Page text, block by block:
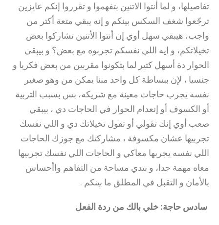
تفاصيلها، و لما أنتوا الاتنين بتفهموا و تقرروا إنكم عايزين
ترجّعوا شغف السكس بينكم و إنه يبقي متعة أكتر من
واجب، هيبقي سهل أوي إن أنتوا الأتنين تشاركوا بعض
تخيلاتكم، و إيه اللي نفسكم تجربوه مع بعض؟ و بيبقي
الحوار دة أسهل كتير لما بتكونوا مقربين من بعض فكريا و
جنسيا ، لإن ببساطة كل واحد مننا يمكن من وهو صغير
نفسه يجرب حاجات معينة مع شريكه، بس بسبب التربية
أو الكسوف أو إنعدام الحوار في الحاجات دي ، بيبقي
صعب أوي إنك تقولي أو تقول تخيلاتك دي و اللي نفسك
تجربيها عشان مكسوفة ، مشاركتك مع جوزك الحاجات
اللي نفسه يجربها معاكي و الحاجات اللي نفسك تجربيها
معاه مهمة جدا، و بتدي مساحة من التفاهم واأحساس
بالأمان و التقبل في المطلق ما بينكم .
سادس حاجة: خلي بالك من ردة الفعل